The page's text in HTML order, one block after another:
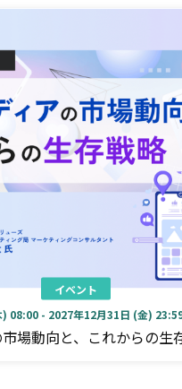
イベント
08:00 - 2027年12月31日 (金)
場動向と、これからの生